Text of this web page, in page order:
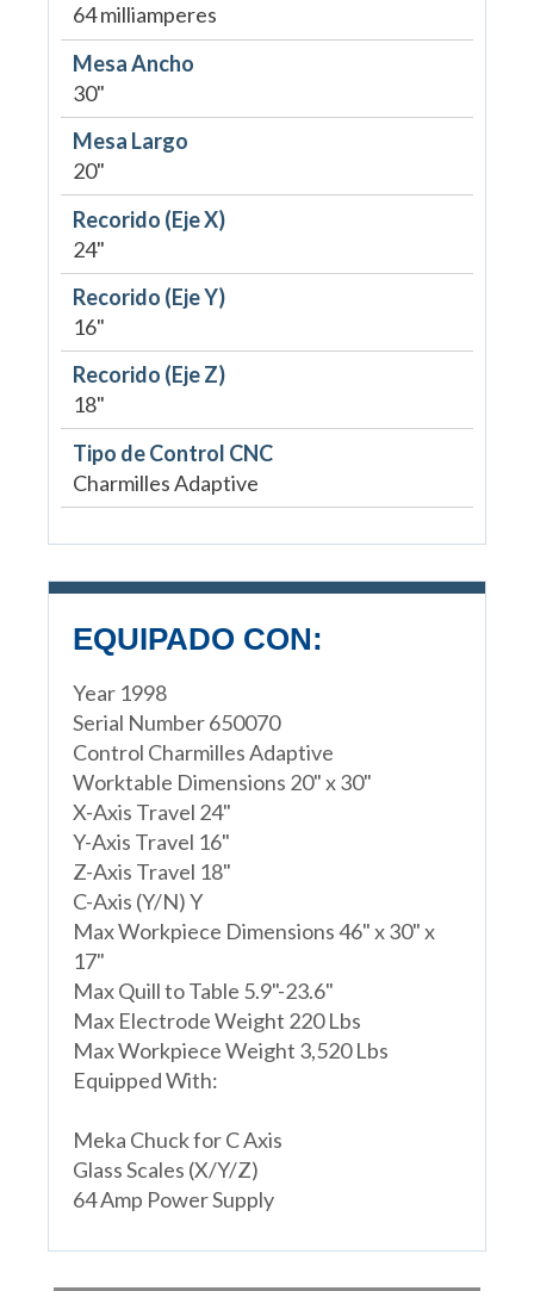
64 milliamperes
Mesa Ancho
30"
Mesa Largo
20"
Recorido (Eje X)
24"
Recorido (Eje Y)
16"
Recorido (Eje Z)
18"
Tipo de Control CNC
Charmilles Adaptive
EQUIPADO CON:
Year 1998
Serial Number 650070
Control Charmilles Adaptive
Worktable Dimensions 20" x 30"
X-Axis Travel 24"
Y-Axis Travel 16"
Z-Axis Travel 18"
C-Axis (Y/N) Y
Max Workpiece Dimensions 46" x 30" x
17"
Max Quill to Table 5.9"-23.6"
Max Electrode Weight 220 Lbs
Max Workpiece Weight 3,520 Lbs
Equipped With:
Meka Chuck for C Axis
Glass Scales (X/Y/Z)
64 Amp Power Supply